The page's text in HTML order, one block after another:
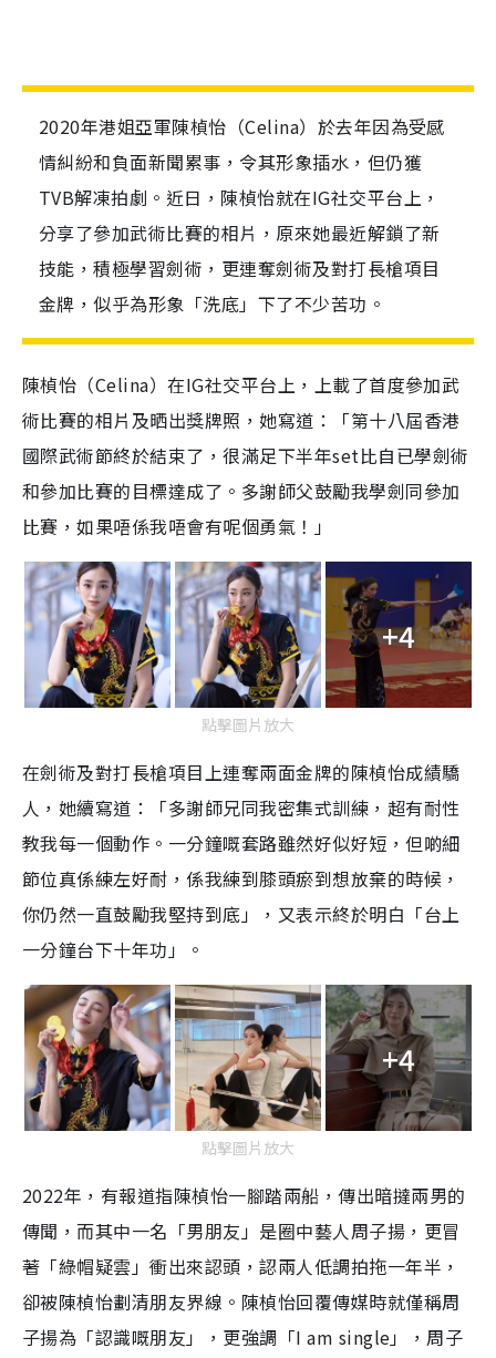
2020年港姐亞軍陳楨怡（Celina）於去年因為受感
情糾紛和負面新聞累事，令其形象插水，但仍獲
TVB解凍拍劇。近日，陳楨怡就在IG社交平台上，
分享了參加武術比賽的相片，原來她最近解鎖了新
技能，積極學習劍術，更連奪劍術及對打長槍項目
金牌，似乎為形象「洗底」下了不少苦功。
陳楨怡（Celina）在IG社交平台上，上載了首度參加武
術比賽的相片及晒出獎牌照，她寫道：「第十八屆香港
國際武術節終於結束了，很滿足下半年set比自已學劍術
和參加比賽的目標達成了。多謝師父鼓勵我學劍同參加
比賽，如果唔係我唔會有呢個勇氣！」
+4
點擊圖片放大
在劍術及對打長槍項目上連奪兩面金牌的陳楨怡成績驕
人，她續寫道：「多謝師兄同我密集式訓練，超有耐性
教我每一個動作。一分鐘嘅套路雖然好似好短，但啲細
節位真係練左好耐，係我練到膝頭瘀到想放棄的時候，
你仍然一直鼓勵我堅持到底」，又表示終於明白「台上
一分鐘台下十年功」。
+4
點擊圖片放大
2022年，有報道指陳楨怡一腳踏兩船，傳出暗撻兩男的
傳聞，而其中一名「男朋友」是圈中藝人周子揚，更冒
著「綠帽疑雲」衝出來認頭，認兩人低調拍拖一年半，
卻被陳楨怡劃清朋友界線。陳楨怡回覆傳媒時就僅稱周
子揚為「認識嘅朋友」，更強調「I am single」，周子